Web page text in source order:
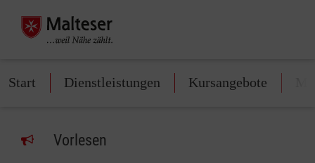
Start Dienstleistungen Kursangebote
Vorlesen